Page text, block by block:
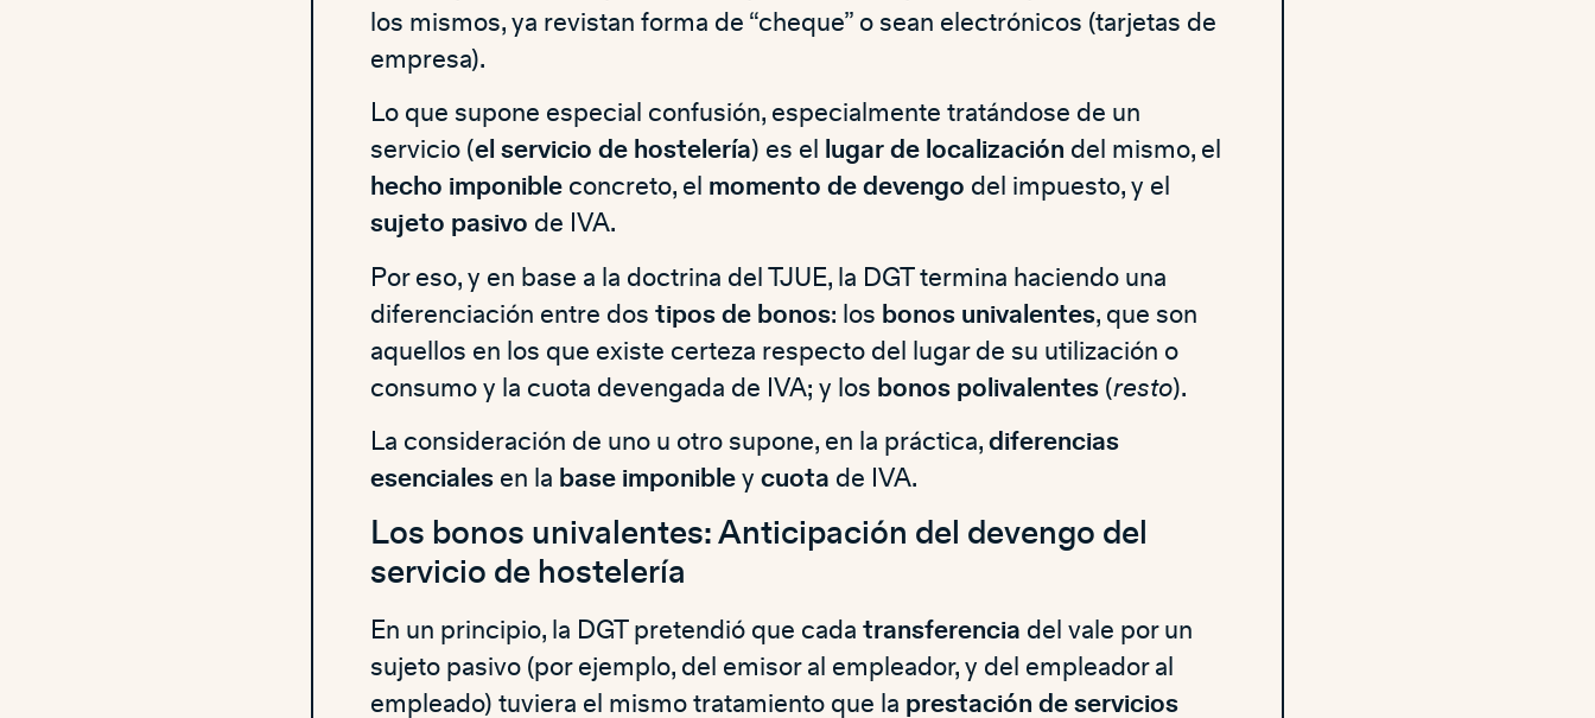
los mismos, ya revistan forma de “cheque” o sean electrónicos (tarjetas de
empresa).
Lo que supone especial confusión, especialmente tratándose de un
servicio (el servicio de hostelería) es el lugar de localización del mismo, el
hecho imponible concreto, el momento de devengo del impuesto, y el
sujeto pasivo de IVA.
Por eso, y en base a la doctrina del TJUE, la DGT termina haciendo una
diferenciación entre dos tipos de bonos: los bonos univalentes, que son
aquellos en los que existe certeza respecto del lugar de su utilización o
consumo y la cuota devengada de IVA; y los bonos polivalentes (resto).
La consideración de uno u otro supone, en la práctica, diferencias
esenciales en la base imponible y cuota de IVA.
Los bonos univalentes: Anticipación del devengo del
servicio de hostelería
En un principio, la DGT pretendió que cada transferencia del vale por un
sujeto pasivo (por ejemplo, del emisor al empleador, y del empleador al
empleado) tuviera el mismo tratamiento que la prestación de servicios